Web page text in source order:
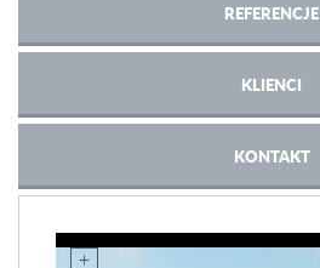
REFERENCJE
KLIENCI
KONTAKT